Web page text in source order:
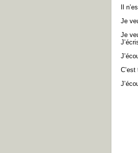
Il
Je
Je